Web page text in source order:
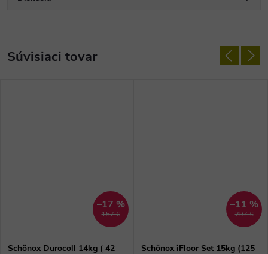
Súvisiaci tovar
157 €
–17 %
Schönox Durocoll 14kg ( 42
297 €
–11 %
Schönox iFloor Set 15kg (125